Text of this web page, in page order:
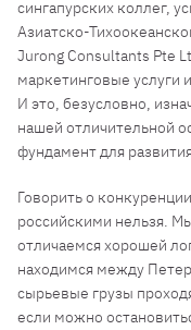
сингапурских коллег,
Азиатско-
Jurong Consultants Pte
маркетинговые услуги
И это, безусловно,
нашей отличительной
фундамент для
Говорить о
российскими нельзя.
отличаемся хорошей
находимся между
сырьевые грузы
если можно